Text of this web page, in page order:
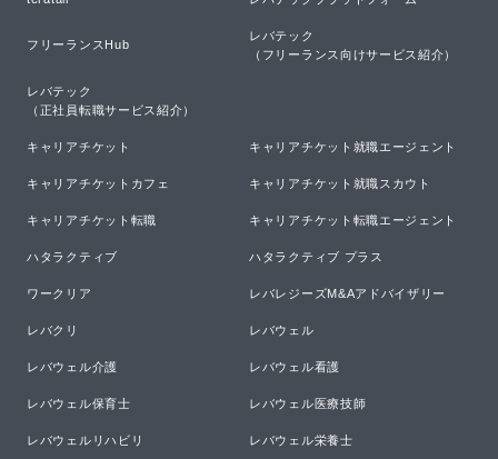
フリーランスHub
レバテック
（フリーランス向けサービス紹介）
レバテック
（正社員転職サービス紹介）
キャリアチケット キャリアチケット就職エージェント
キャリアチケットカフェ キャリアチケット就職スカウト
キャリアチケット転職 キャリアチケット転職エージェント
ハタラクティブ ハタラクティブ プラス
ワークリア レバレジーズM&Aアドバイザリー
レバクリ レバウェル
レバウェル介護 レバウェル看護
レバウェル保育士 レバウェル医療技師
レバウェルリハビリ レバウェル栄養士